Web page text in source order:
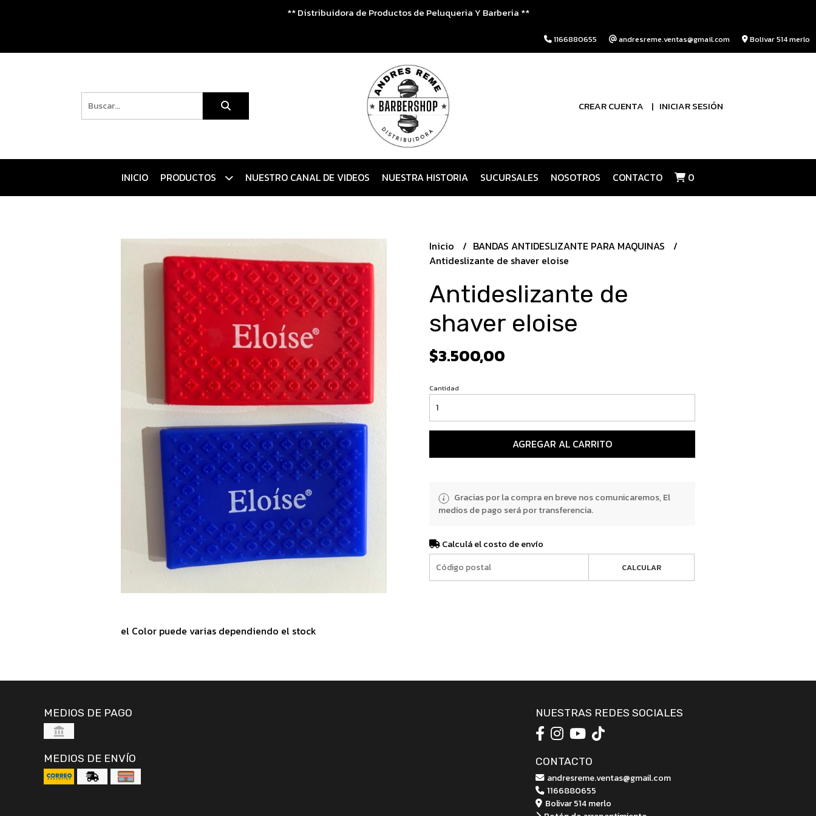
** Distribuidora de Productos de Peluqueria Y Barberia **
1166880655 andresreme.ventas@gmail.com Bolivar 514 merlo
CREAR CUENTA INICIAR SESIÓN
INICIO PRODUCTOS NUESTRO CANAL DE VIDEOS NUESTRA HISTORIA SUCURSALES NOSOTROS CONTACTO 0
el Color puede varias dependiendo el stock
Inicio
BANDAS ANTIDESLIZANTE PARA MAQUINAS
Antideslizante de shaver eloise
Antideslizante de
shaver eloise
$3.500,00
Cantidad
AGREGAR AL CARRITO
Gracias por la compra en breve nos comunicaremos, El
medios de pago será por transferencia.
Calculá el costo de envío
CALCULAR
MEDIOS DE PAGO
MEDIOS DE ENVÍO
NUESTRAS REDES SOCIALES
CONTACTO
andresreme.ventas@gmail.com
1166880655
Bolivar 514 merlo